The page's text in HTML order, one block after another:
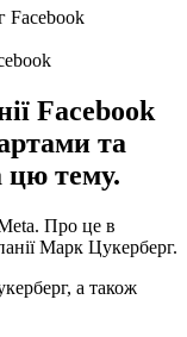
Facebook
та
тему.
Про це в
Марк Цукерберг.
а також